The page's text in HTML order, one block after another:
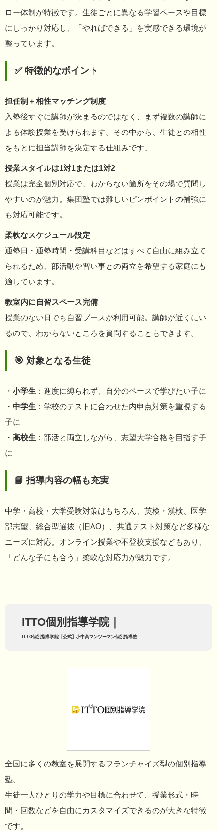
ロー体制が特徴です。生徒ごとに異なる学習ペースや目標
にしっかり対応し、「やればできる」を実感できる環境が
整っています。
✅ 特徴的なポイント
担任制＋相性マッチング制度
入塾後すぐに講師が決まるのではなく、まず複数の講師に
よる体験授業を受けられます。その中から、生徒との相性
をもとに担当講師を決定する仕組みです。
授業スタイルは1対1または1対2
授業は完全個別対応で、わからない箇所をその場で質問し
やすいのが魅力。集団塾では難しいピンポイントの補強に
も対応可能です。
柔軟なスケジュール設定
通塾日・通塾時間・受講科目などはすべて自由に組み立て
られるため、部活動や習い事との両立を希望する家庭にも
適しています。
教室内に自習スペース完備
授業のない日でも自習ブースが利用可能。講師が近くにい
るので、わからないところを質問することもできます。
🎯 対象となる生徒
・ 小学生 ：進度に縛られず、自分のペースで学びたい子に
・ 中学生 ：学校のテストに合わせた内申点対策を重視する
子に
・ 高校生 ：部活と両立しながら、志望大学合格を目指す子
に
📘 指導内容の幅も充実
中学・高校・大学受験対策はもちろん、英検・漢検、医学
部志望、総合型選抜（旧AO）、共通テスト対策など多様な
ニーズに対応。オンライン授業や不登校支援などもあり、
「どんな子にも合う」柔軟な対応力が魅力です。
ITTO個別指導学院｜
ITTO個別指導学院【公式】小中高マンツーマン個別指導塾
全国に多くの教室を展開するフランチャイズ型の個別指導
塾。
生徒一人ひとりの学力や目標に合わせて、授業形式・時
間・回数などを自由にカスタマイズできるのが大きな特徴
です。